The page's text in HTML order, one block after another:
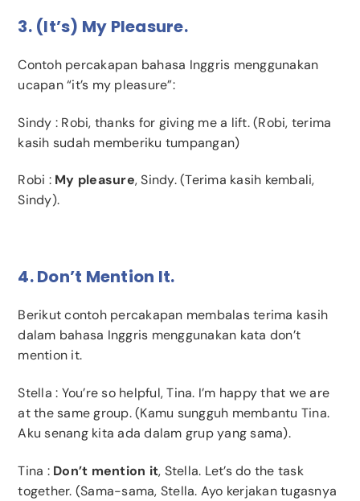
3. (It’s) My Pleasure.
Contoh percakapan bahasa Inggris menggunakan
ucapan “it’s my pleasure”:
Sindy : Robi, thanks for giving me a lift. (Robi, terima
kasih sudah memberiku tumpangan)
Robi : My pleasure, Sindy. (Terima kasih kembali,
Sindy).
4. Don’t Mention It.
Berikut contoh percakapan membalas terima kasih
dalam bahasa Inggris menggunakan kata don’t
mention it.
Stella : You’re so helpful, Tina. I’m happy that we are
at the same group. (Kamu sungguh membantu Tina.
Aku senang kita ada dalam grup yang sama).
Tina : Don’t mention it, Stella. Let’s do the task
together. (Sama-sama, Stella. Ayo kerjakan tugasnya